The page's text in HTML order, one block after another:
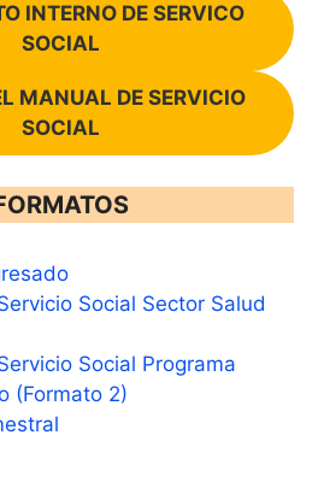
INTERNO DE SERVICO
SOCIAL
MANUAL DE SERVICIO
SOCIAL
Social Sector Salud
Social Programa
(Formato 2)